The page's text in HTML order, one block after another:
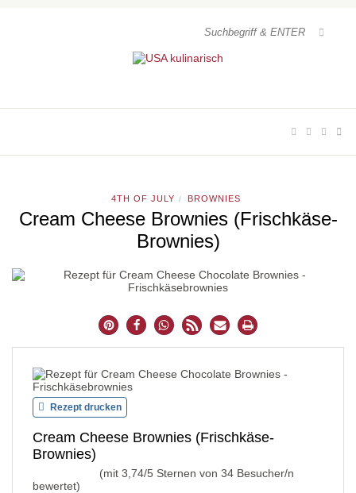
4TH OF JULY / BROWNIES
Cream Cheese Brownies (Frischkäse-
Brownies)
Rezept drucken
Cream Cheese Brownies (Frischkäse-
Brownies)
(mit 3,74/5 Sternen von 34 Besucher/n
bewertet)